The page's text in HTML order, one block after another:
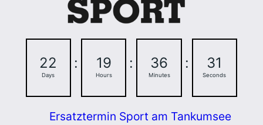
22
Days
: 19
Hours
: 36
Minutes
: 30
Seconds
Ersatztermin Sport am Tankumsee